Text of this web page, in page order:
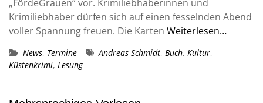
„FördeGrauen“ vor. Krimiliebhaberinnen und
Krimiliebhaber dürfen sich auf einen fesselnden Abend
voller Spannung freuen. Die Karten Weiterlesen…
News, Termine Andreas Schmidt, Buch, Kultur,
Küstenkrimi, Lesung